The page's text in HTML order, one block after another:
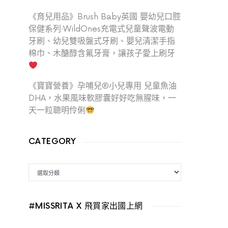
《育兒用品》Brush Baby英國 嬰幼兒口腔
保健系列‧WildOnes充電式兒童聲波電動
牙刷、幼兒雙吸盤式牙刷、嬰兒清潔手指
棉巾、木醣醇含氟牙膏，讓孩子愛上刷牙
《寶寶營養》孕哺兒®小兒專用 兒童魚油
DHA，水果風味軟膠囊好好吃無腥味，一
天一粒聰明伶俐
CATEGORY
#MISSRITA X 飛買家出國上網